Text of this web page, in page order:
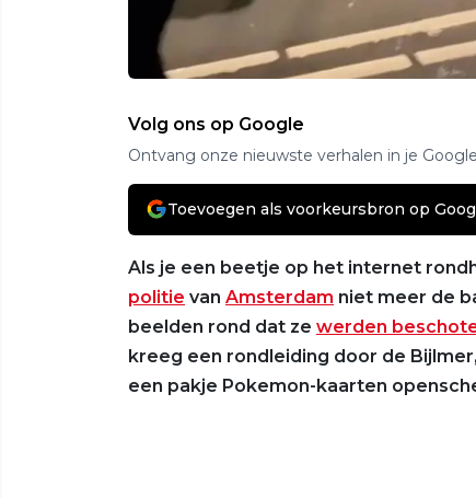
Volg ons op Google
Ontvang onze nieuwste verhalen in je
Toevoegen als voorkeursbron op
Als je een beetje op het internet
politie van Amsterdam niet meer de
beelden rond dat ze werden
kreeg een rondleiding door de
een pakje Pokemon-kaarten